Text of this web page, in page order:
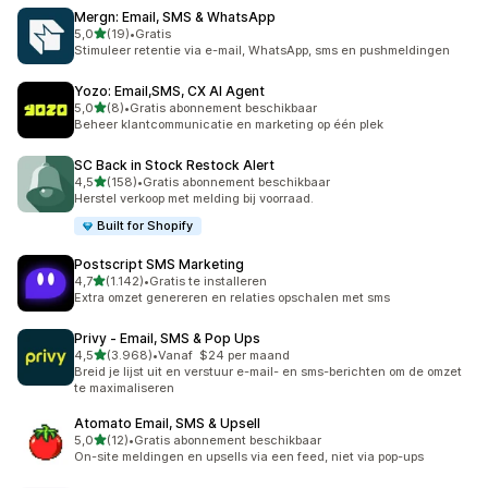
Mergn: Email, SMS & WhatsApp
5,0van 5 sterren
(19)
19 recensies in totaal
•Gratis
Stimuleer retentie via e-mail, WhatsApp, sms en pushmeldingen
Yozo: Email,SMS, CX AI Agent
5,0van 5 sterren
(8)
8 recensies in totaal
•Gratis abonnement beschikbaar
Beheer klantcommunicatie en marketing op één plek
SC Back in Stock Restock Alert
4,5van 5 sterren
(158)
158 recensies in totaal
•Gratis abonnement beschikbaar
Herstel verkoop met melding bij voorraad.
Built for Shopify
Postscript SMS Marketing
4,7van 5 sterren
(1.142)
1142 recensies in totaal
•Gratis te installeren
Extra omzet genereren en relaties opschalen met sms
Privy ‑ Email, SMS & Pop Ups
4,5van 5 sterren
(3.968)
3968 recensies in totaal
•Vanaf $24 per maand
Breid je lijst uit en verstuur e-mail- en sms-berichten om de omzet
te maximaliseren
Atomato Email, SMS & Upsell
5,0van 5 sterren
(12)
12 recensies in totaal
•Gratis abonnement beschikbaar
On-site meldingen en upsells via een feed, niet via pop-ups